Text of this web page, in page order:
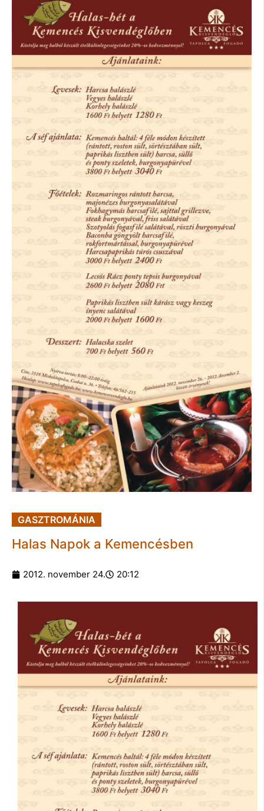
GASZTROMÁNIA
Halas Napok a Kemencésben
2012. november 24. 20:12